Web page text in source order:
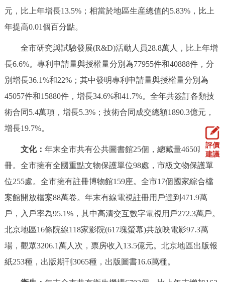
元，比上年增長13.5%；相當於地區生産總值的5.83%，比上
年提高0.01個百分點。
全市研究與試驗發展(R&D)活動人員28.8萬人，比上年增
長6.6%。專利申請量與授權量分別為77955件和40888件，分
別增長36.1%和22%；其中發明專利申請量與授權量分別為
45057件和15880件，增長34.6%和41.7%。全年共簽訂各類技
術合同5.4萬項，增長5.3%；技術合同成交總額1890.3億元，
增長19.7%。
文化： 年末全市共有公共圖書館25個，總藏量4650萬
冊。全市擁有全國重點文物保護單位98處，市級文物保護單
位255處。全市擁有註冊博物館159座。全市17個國家綜合檔
案館開放檔案88萬卷。年末有線電視註冊用戶達到471.9萬
戶，入戶率為95.1%，其中高清交互數字電視用戶272.3萬戶。
北京地區16條院線118家影院(617塊螢幕)共放映電影97.3萬
場，觀眾3206.1萬人次，票房收入13.5億元。北京地區出版報
紙253種，出版期刊3065種，出版圖書16.6萬種。
評價
建議